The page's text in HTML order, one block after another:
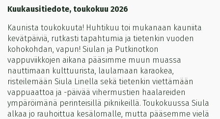
Kuukausitiedote, toukokuu 2026
Kaunista toukokuuta! Huhtikuu toi mukanaan kauniita
kevätpäiviä, rutkasti tapahtumia ja tietenkin vuoden
kohokohdan, vapun! Siulan ja Putkinotkon
vappuviikkojen aikana pääsimme muun muassa
nauttimaan kulttuurista, laulamaan karaokea,
risteilemään Siula Linella sekä tietenkin viettämään
vappuaattoa ja -päivää vihermustien haalareiden
ympäröimänä perinteisillä piknikeillä. Toukokuussa Siula
alkaa jo rauhoittua kesälomalle, mutta pääsemme vielä